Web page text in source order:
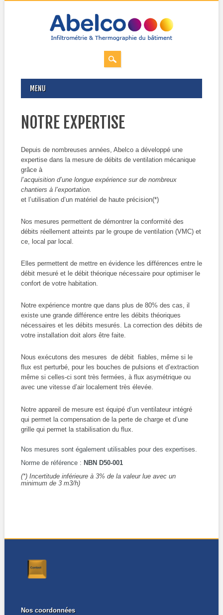
MAIN MENU
MENU
NOTRE EXPERTISE
Depuis de nombreuses années, Abelco a développé une
expertise dans la mesure de débits de ventilation mécanique
grâce à
l’acquisition d’une longue expérience sur de nombreux
chantiers à l’exportation.
et l’utilisation d’un matériel de haute précision(*)
Nos mesures permettent de démontrer la conformité des
débits réellement atteints par le groupe de ventilation (VMC) et
ce, local par local.
Elles permettent de mettre en évidence les différences entre le
débit mesuré et le débit théorique nécessaire pour optimiser le
confort de votre habitation.
Notre expérience montre que dans plus de 80% des cas, il
existe une grande différence entre les débits théoriques
nécessaires et les débits mesurés. La correction des débits de
votre installation doit alors être faite.
Nous exécutons des mesures de débit fiables, même si le
flux est perturbé, pour les bouches de pulsions et d’extraction
même si celles-ci sont très fermées, à flux asymétrique ou
avec une vitesse d’air localement très élevée.
Notre appareil de mesure est équipé d’un ventilateur intégré
qui permet la compensation de la perte de charge et d’une
grille qui permet la stabilisation du flux.
Nos mesures sont également utilisables pour des expertises.
Norme de référence : NBN D50-001
(*) Incertitude inférieure à 3% de la valeur lue avec un
minimum de 3 m3/h)
Nos coordonnées